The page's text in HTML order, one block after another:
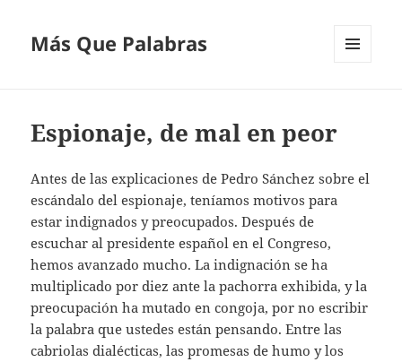
Más Que Palabras
Espionaje, de mal en peor
Antes de las explicaciones de Pedro Sánchez sobre el
escándalo del espionaje, teníamos motivos para
estar indignados y preocupados. Después de
escuchar al presidente español en el Congreso,
hemos avanzado mucho. La indignación se ha
multiplicado por diez ante la pachorra exhibida, y la
preocupación ha mutado en congoja, por no escribir
la palabra que ustedes están pensando. Entre las
cabriolas dialécticas, las promesas de humo y los